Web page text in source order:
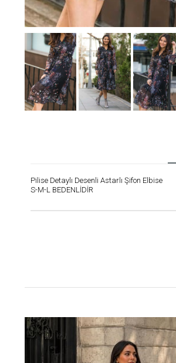
Pilise Detaylı Desenli Astarlı Şifon Elbise
S-M-L BEDENLİDİR